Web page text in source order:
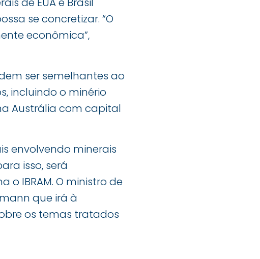
se concretizar. “O
econômica”,
ser semelhantes ao
incluindo o minério
Austrália com capital
envolvendo minerais
isso, será
IBRAM. O ministro de
que irá à
os temas tratados